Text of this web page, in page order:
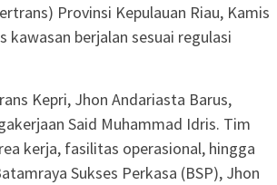
Provinsi Kepulauan Riau, Kamis
berjalan sesuai regulasi
Kepri, Jhon Andariasta Barus,
Said Muhammad Idris. Tim
kerja, fasilitas operasional, hingga
Sukses Perkasa (BSP), Jhon